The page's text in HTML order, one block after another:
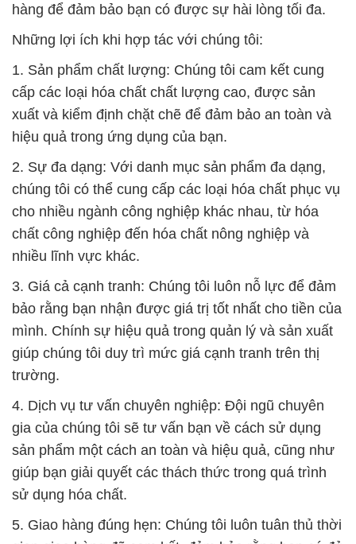
4. Dịch vụ tư vấn chuyên nghiệp: Đội ngũ chuyên
gia của chúng tôi sẽ tư vấn bạn về cách sử dụng
sản phẩm một cách an toàn và hiệu quả, cũng như
giúp bạn giải quyết các thách thức trong quá trình
sử dụng hóa chất.
5. Giao hàng đúng hẹn: Chúng tôi luôn tuân thủ thời
gian giao hàng đã cam kết, đảm bảo rằng bạn có đủ
hóa chất cần thiết vào thời điểm cần.
6. Cam kết bảo vệ môi trường: Chúng tôi luôn tôn
trọng và tuân thủ các quy định về bảo vệ môi trường
trong quá trình sản xuất và cung cấp sản phẩm của
mình.
Hãy để chúng tôi là đối tác đáng tin cậy của bạn
trong lĩnh vực hóa chất. Chúng tôi sẽ hỗ trợ bạn
trong mọi khía cạnh để đảm bảo sự thành công
trong công việc của bạn và đáp ứng mọi nhu cầu
của bạn trong lĩnh vực hóa chất.
# Nhà bán hàng Σ kinh doanh Natri Metabisunphit
Bột \ Sodium Metabisulfit Aditya Birla Grasim Thái
Lan Thailand
# Cty bán [ cung cấp ] Natri Metabisunphit Bột \
Sodium Metabisulfit Aditya Birla Grasim Thái Lan